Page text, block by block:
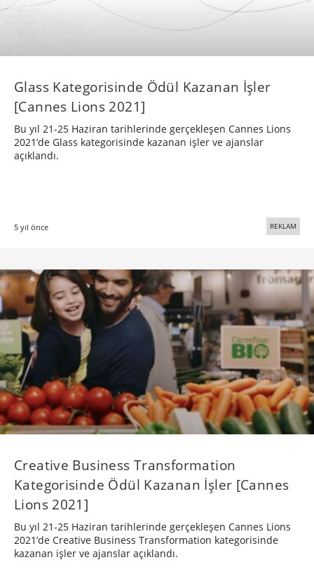
Glass Kategorisinde Ödül Kazanan İşler
[Cannes Lions 2021]
Bu yıl 21-25 Haziran tarihlerinde gerçekleşen Cannes Lions
2021’de Glass kategorisinde kazanan işler ve ajanslar
açıklandı.
5 yıl önce REKLAM
Creative Business Transformation
Kategorisinde Ödül Kazanan İşler [Cannes
Lions 2021]
Bu yıl 21-25 Haziran tarihlerinde gerçekleşen Cannes Lions
2021’de Creative Business Transformation kategorisinde
kazanan işler ve ajanslar açıklandı.